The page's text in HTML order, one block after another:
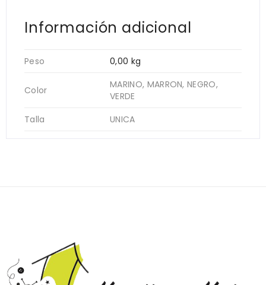
Información adicional
Peso 0,00 kg
Color
MARINO, MARRON, NEGRO,
VERDE
Talla
UNICA